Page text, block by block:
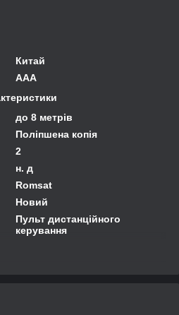
Китай
AAA
до 8 метрів
Поліпшена копія
2
н. д
Romsat
Новий
Пульт дистанційного
керування